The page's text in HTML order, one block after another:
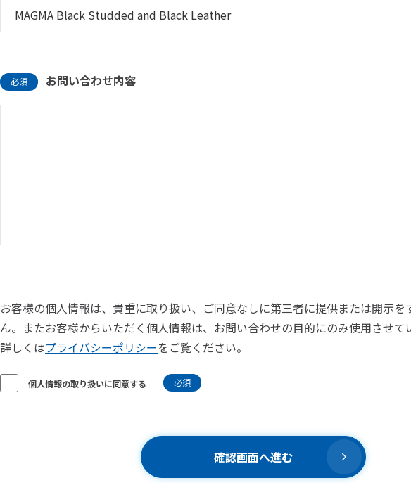
必須 お問い合わせ内容
お客様の個人情報は、貴重に取り扱い、ご同意なしに第三者に提供または開示を
ん。またお客様からいただく個人情報は、お問い合わせの目的にのみ使用させて
詳しくはプライバシーポリシーをご覧ください。
個人情報の取り扱いに同意する 必須
確認画面へ進む